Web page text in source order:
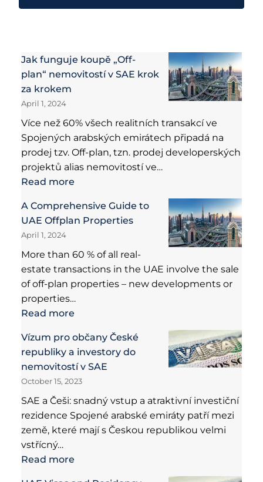
Jak funguje koupě „Off-
plan“ nemovitostí v SAE krok
za krokem
April 1, 2024
Více než 60% všech realitních transakcí ve
Spojených arabských emirátech připadá na
prodej tzv. Off-plan, tzn. prodej developerských
projektů alias nemovitostí ve…
Read more
A Comprehensive Guide to
UAE Offplan Properties
April 1, 2024
More than 60 % of all real-
estate transactions in the UAE involve the sale
of off-plan properties – new developments or
properties…
Read more
Vízum pro občany České
republiky a investory do
nemovitostí v SAE
October 15, 2023
SAE a Češi: snadný vstup a atraktivní investiční
rezidence Spojené arabské emiráty patří mezi
země, které mají s Českou republikou velmi
vstřícný…
Read more